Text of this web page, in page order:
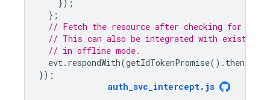
});
};
// Fetch the resource after checking for the
// This can also be integrated with existing
// in offline mode.
evt. respondWith(getIdTokenPromise(). then
});
auth_svc_intercept. js